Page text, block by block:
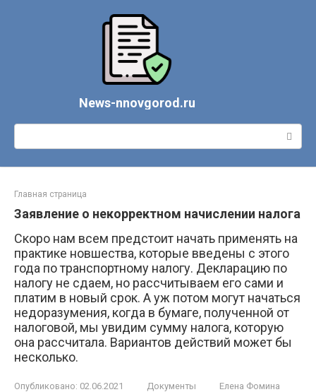
News-nnovgorod.ru
Поиск:
Главная страница
Заявление о некорректном начислении налога
Скоро нам всем предстоит начать применять на
практике новшества, которые введены с этого
года по транспортному налогу. Декларацию по
налогу не сдаем, но рассчитываем его сами и
платим в новый срок. А уж потом могут начаться
недоразумения, когда в бумаге, полученной от
налоговой, мы увидим сумму налога, которую
она рассчитала. Вариантов действий может бы
несколько.
Опубликовано: 02.06.2021 Документы Елена Фомина